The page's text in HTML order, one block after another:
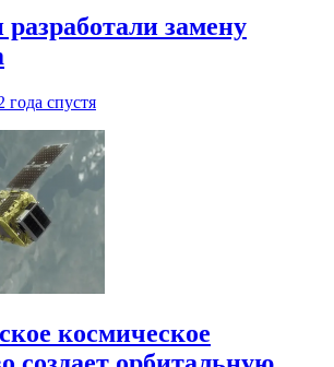
замену
года спустя
космическое